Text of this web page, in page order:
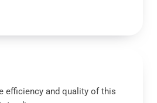
efficiency and quality of this